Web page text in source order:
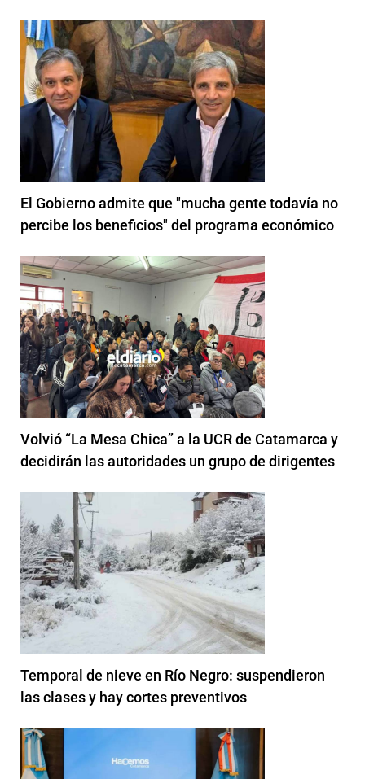
El Gobierno admite que "mucha gente todavía no
percibe los beneficios" del programa económico
Volvió “La Mesa Chica” a la UCR de Catamarca y
decidirán las autoridades un grupo de dirigentes
Temporal de nieve en Río Negro: suspendieron
las clases y hay cortes preventivos